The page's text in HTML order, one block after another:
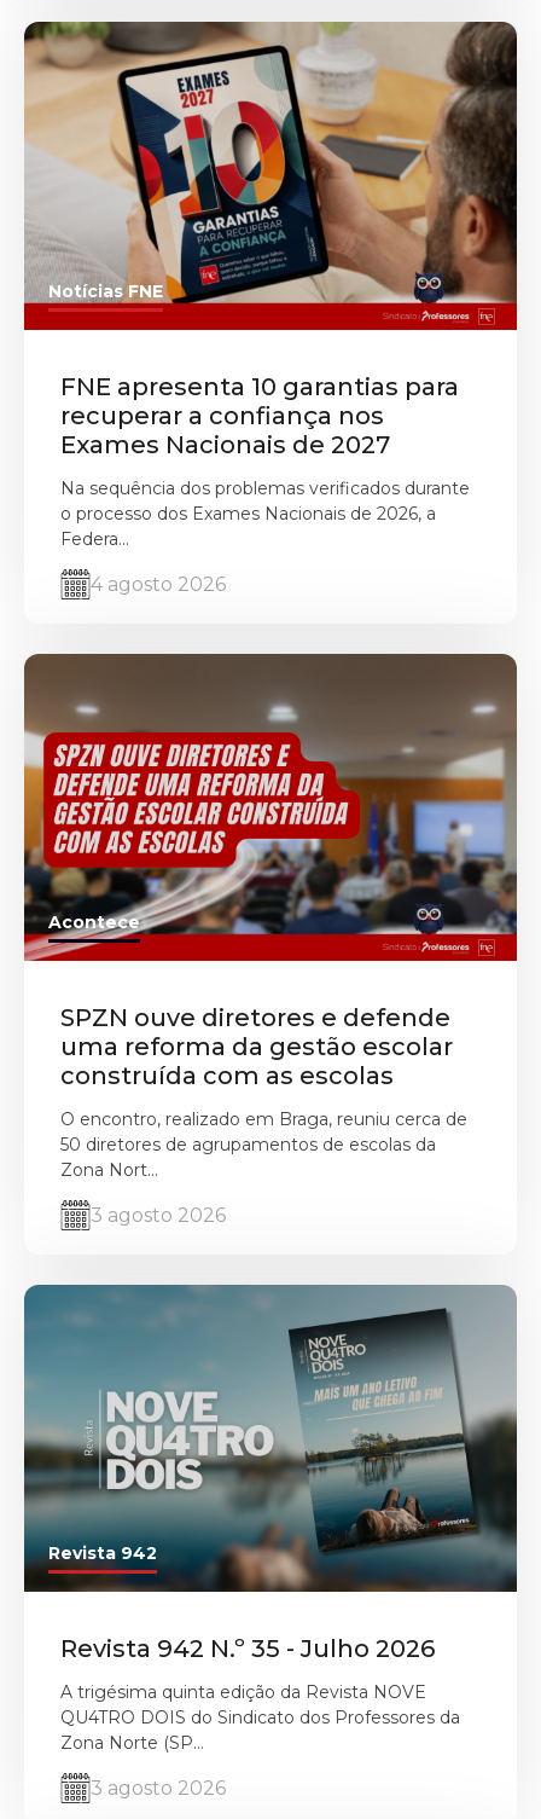
Notícias FNE
FNE apresenta 10 garantias para
recuperar a confiança nos
Exames Nacionais de 2027
Na sequência dos problemas verificados durante
o processo dos Exames Nacionais de 2026, a
Federa...
4 agosto 2026
Acontece
SPZN ouve diretores e defende
uma reforma da gestão escolar
construída com as escolas
O encontro, realizado em Braga, reuniu cerca de
50 diretores de agrupamentos de escolas da
Zona Nort...
3 agosto 2026
Revista 942
Revista 942 N.º 35 - Julho 2026
A trigésima quinta edição da Revista NOVE
QU4TRO DOIS do Sindicato dos Professores da
Zona Norte (SP...
3 agosto 2026